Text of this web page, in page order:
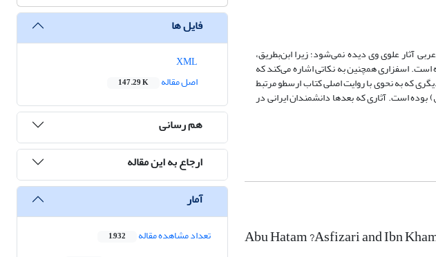
برخی از دیدگاه‌های ارسطو (384-322 ق.م) است که در روایت عربی آثار علوی وی دیده نمی‌شود؛ زیرا ابن‌بطریق،
اسفزاری همچنین به نکاتی اشاره می‌کند که
که به نحوی با روایت اصلی کتاب ارسطو مرتبط
دسترسی داشته است. احتمالاً یکی از این منابع، رساله الآثار المخیّلة فی الجوّ الحادثة عن البخار المائی ابن‌خمّار (زاده 331ق) بوده است. آثاری که بعدها دانشمندان ایرانی در
Abu Hatam ?Asfizari and Ibn
فایل ها
اصل مقاله
147.29 K
هم رسانی
ارجاع به این مقاله
آمار
تعداد مشاهده مقاله 1,932